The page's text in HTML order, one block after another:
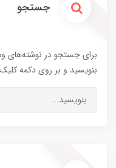
جستجو
برای جستجو در نوشته‌های
بنویسید و بر روی دکمه